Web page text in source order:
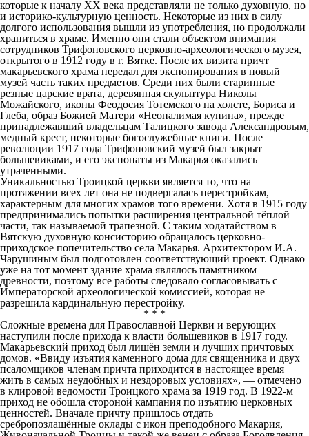
которые к началу ХХ века представляли не только духовную, но
и историко-культурную ценность. Некоторые из них в силу
долгого использования вышли из употребления, но продолжали
храниться в храме. Именно они стали объектом внимания
сотрудников Трифоновского церковно-археологического музея,
открытого в 1912 году в г. Вятке. После их визита причт
макарьевского храма передал для экспонирования в новый
музей часть таких предметов. Среди них были старинные
резные царские врата, деревянная скульптура Николы
Можайского, иконы Феодосия Тотемского на холсте, Бориса и
Глеба, образ Божией Матери «Неопалимая купина», прежде
принадлежавший владельцам Талицкого завода Александровым,
медный крест, некоторые богослужебные книги. После
революции 1917 года Трифоновский музей был закрыт
большевиками, и его экспонаты из Макарья оказались
утраченными.
Уникальностью Троицкой церкви является то, что на
протяжении всех лет она не подвергалась перестройкам,
характерным для многих храмов того времени. Хотя в 1915 году
предпринимались попытки расширения центральной тёплой
части, так называемой трапезной. С таким ходатайством в
Вятскую духовную консисторию обращалось церковно-
приходское попечительство села Макарья. Архитектором И.А.
Чарушиным был подготовлен соответствующий проект. Однако
уже на тот момент здание храма являлось памятником
древности, поэтому все работы следовало согласовывать с
Императорской археологической комиссией, которая не
разрешила кардинальную перестройку.
* * *
Сложные времена для Православной Церкви и верующих
наступили после прихода к власти большевиков в 1917 году.
Макарьевский приход был лишён земли и лучших причтовых
домов. «Ввиду изъятия каменного дома для священника и двух
псаломщиков членам причта приходится в настоящее время
жить в самых неудобных и нездоровых условиях», — отмечено
в клировой ведомости Троицкого храма за 1919 год. В 1922-м
приход не обошла стороной кампания по изъятию церковных
ценностей. Вначале причту пришлось отдать
сребропозлащённые оклады с икон преподобного Макария,